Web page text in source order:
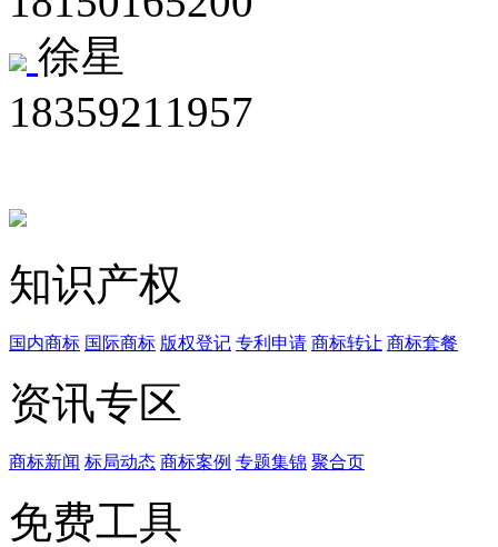
徐星
18359211957
知识产权
国内商标 国际商标 版权登记 专利申请 商标转让 商标套餐
资讯专区
商标新闻 标局动态 商标案例 专题集锦 聚合页
免费工具